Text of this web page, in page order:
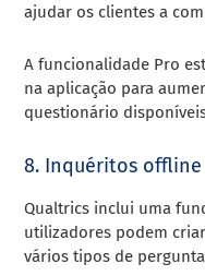
ajudar os clientes a
A funcionalidade Pro
na aplicação para
questionário
8. Inquéritos
Qualtrics inclui uma
utilizadores podem
vários tipos de